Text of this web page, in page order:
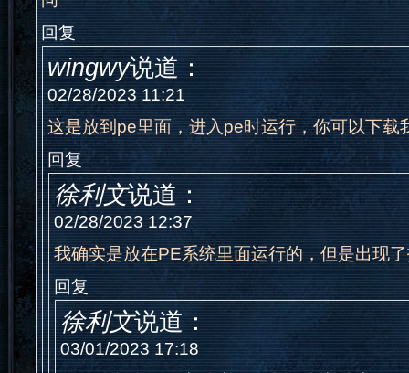
回复
wingwy说道：
02/28/2023 11:21
这是放到pe里面，进入pe时运行，你可以下载
回复
徐利文说道：
02/28/2023 12:37
我确实是放在PE系统里面运行的，但是出现
回复
徐利文说道：
03/01/2023 17:18